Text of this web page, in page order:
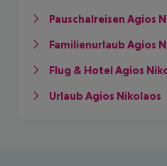
Pauschalreisen Agios
Familienurlaub Agios
Flug & Hotel Agios
Urlaub Agios Nikolaos